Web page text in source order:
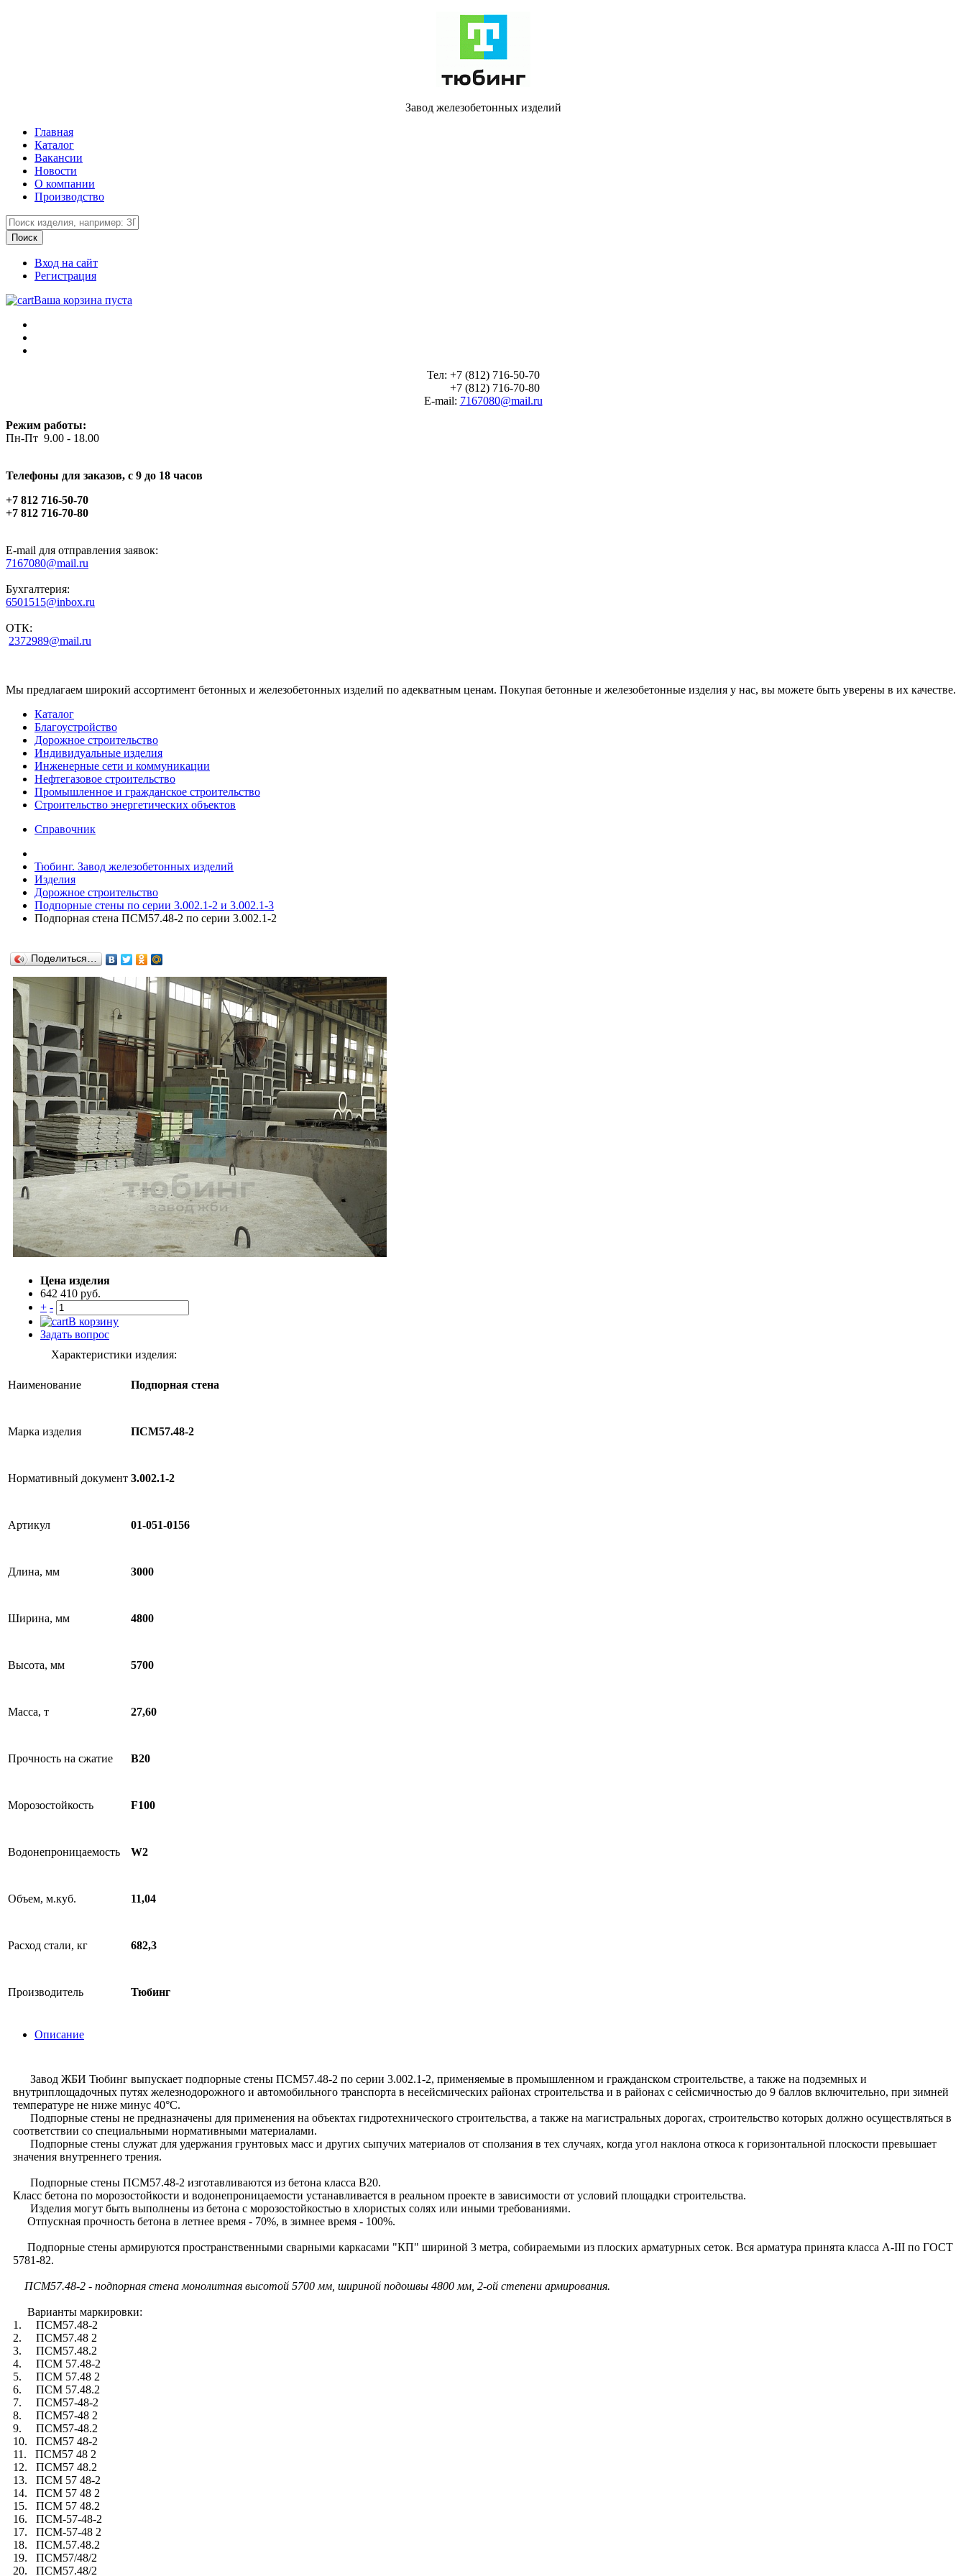
Завод железобетонных изделий
Главная
Каталог
Вакансии
Новости
О компании
Производство
Вход на сайт
Регистрация
Ваша корзина пуста
Тел: +7 (812) 716-50-70
+7 (812) 716-70-80
E-mail: 7167080@mail.ru
Режим работы:
Пн-Пт 9.00 - 18.00
Телефоны для заказов, c 9 до 18 часов
+7 812 716-50-70
+7 812 716-70-80
E-mail для отправления заявок:
7167080@mail.ru
Бухгалтерия:
6501515@inbox.ru
ОТК:
2372989@mail.ru
Мы предлагаем широкий ассортимент бетонных и железобетонных изделий по адекватным ценам. Покупая бетонные и железобетонные изделия у нас, вы можете быть уверены в их качестве.
Каталог
Благоустройство
Дорожное строительство
Индивидуальные изделия
Инженерные сети и коммуникации
Нефтегазовое строительство
Промышленное и гражданское строительство
Строительство энергетических объектов
Справочник
Тюбинг. Завод железобетонных изделий
Изделия
Дорожное строительство
Подпорные стены по серии 3.002.1-2 и 3.002.1-3
Подпорная стена ПСМ57.48-2 по серии 3.002.1-2
Поделиться…
Цена изделия
642 410 руб.
+ -
В корзину
Задать вопрос
Характеристики изделия:
Наименование Подпорная стена
Марка изделия ПСМ57.48-2
Нормативный документ 3.002.1-2
Артикул 01-051-0156
Длина, мм 3000
Ширина, мм 4800
Высота, мм 5700
Масса, т 27,60
Прочность на сжатие B20
Морозостойкость F100
Водонепроницаемость W2
Объем, м.куб. 11,04
Расход стали, кг 682,3
Производитель Тюбинг
Описание
Завод ЖБИ Тюбинг выпускает подпорные стены ПСМ57.48-2 по серии 3.002.1-2, применяемые в промышленном и гражданском строительстве, а также на подземных и
внутриплощадочных путях железнодорожного и автомобильного транспорта в несейсмических районах строительства и в районах с сейсмичностью до 9 баллов включительно, при зимней
температуре не ниже минус 40°С.
Подпорные стены не предназначены для применения на объектах гидротехнического строительства, а также на магистральных дорогах, строительство которых должно осуществляться в
соответствии со специальными нормативными материалами.
Подпорные стены служат для удержания грунтовых масс и других сыпучих материалов от сползания в тех случаях, когда угол наклона откоса к горизонтальной плоскости превышает
значения внутреннего трения.
Подпорные стены ПСМ57.48-2 изготавливаются из бетона класса В20.
Класс бетона по морозостойкости и водонепроницаемости устанавливается в реальном проекте в зависимости от условий площадки строительства.
Изделия могут быть выполнены из бетона с морозостойкостью в хлористых солях или иными требованиями.
Отпускная прочность бетона в летнее время - 70%, в зимнее время - 100%.
Подпорные стены армируются пространственными сварными каркасами "КП" шириной 3 метра, собираемыми из плоских арматурных сеток. Вся арматура принята класса А-III по ГОСТ
5781-82.
ПСМ57.48-2 - подпорная стена монолитная высотой 5700 мм, шириной подошвы 4800 мм, 2-ой степени армирования.
Варианты маркировки:
1. ПСМ57.48-2
2. ПСМ57.48 2
3. ПСМ57.48.2
4. ПСМ 57.48-2
5. ПСМ 57.48 2
6. ПСМ 57.48.2
7. ПСМ57-48-2
8. ПСМ57-48 2
9. ПСМ57-48.2
10. ПСМ57 48-2
11. ПСМ57 48 2
12. ПСМ57 48.2
13. ПСМ 57 48-2
14. ПСМ 57 48 2
15. ПСМ 57 48.2
16. ПСМ-57-48-2
17. ПСМ-57-48 2
18. ПСМ.57.48.2
19. ПСМ57/48/2
20. ПСМ57.48/2